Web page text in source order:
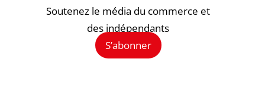
Soutenez le média du commerce et
des indépendants
S’abonner